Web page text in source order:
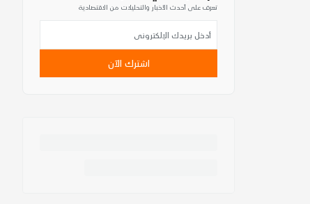
تعرف على أحدث الأخبار والتحليلات من الاقتصادية
اشترك الآن